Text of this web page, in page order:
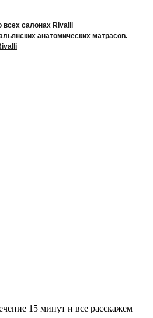
салонах Rivalli
анатомических матрасов.
15 минут и все расскажем